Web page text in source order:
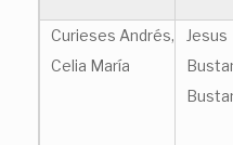
Curieses Andrés,
Celia María
Jesus